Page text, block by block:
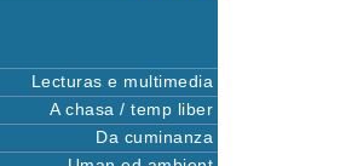
Lecturas e multimedia
A chasa / temp liber
Da cuminanza